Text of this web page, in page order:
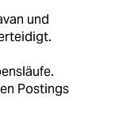
und
Postings